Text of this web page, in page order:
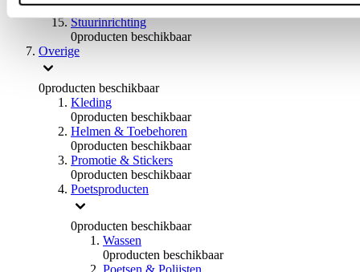
0producten beschikbaar
Stuurinrichting
0producten beschikbaar
Overige
0producten beschikbaar
Kleding
0producten beschikbaar
Helmen & Toebehoren
0producten beschikbaar
Promotie & Stickers
0producten beschikbaar
Poetsproducten
0producten beschikbaar
Wassen
0producten beschikbaar
Poetsen & Polijsten